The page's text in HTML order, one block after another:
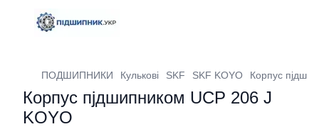
ПОДШИПНИКИ Кулькові SKF SKF KOYO Корпус
Корпус пjдшипником UCP 206 J
KOYO